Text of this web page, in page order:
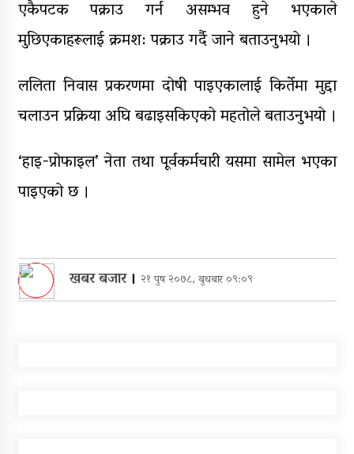
एकैपटक पक्राउ गर्न असम्भव हुने भएकाले
मुछिएकाहरूलाई क्रमश: पक्राउ गर्दै जाने बताउनुभयो ।
ललिता निवास प्रकरणमा दोषी पाइएकालाई किर्तेमा मुद्दा
चलाउन प्रक्रिया अघि बढाइसकिएको महतोले बताउनुभयो ।
‘हाइ-प्रोफाइल’ नेता तथा पूर्वकर्मचारी यसमा सामेल भएका
पाइएको छ ।
खबर बजार। २१ पुष २०७८, बुधबार ०९:०९